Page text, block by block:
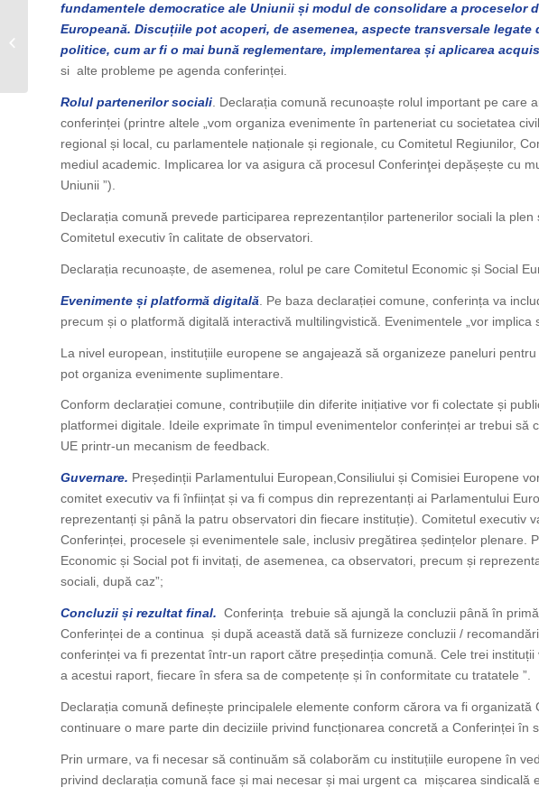
fundamentele democratice ale Uniunii și modul de consolidare a proceselor
Europeană. Discuțiile pot acoperi, de asemenea, aspecte transversale
politice, cum ar fi o mai bună reglementare, implementarea și aplicarea
si alte probleme pe agenda conferinței.
Rolul partenerilor sociali . Declarația comună recunoaște rolul important pe
conferinței (printre altele „vom organiza evenimente în parteneriat cu societatea
regional și local, cu parlamentele naționale și regionale, cu Comitetul Regiunilor,
mediul academic. Implicarea lor va asigura că procesul Conferinţei depășește cu
Uniunii ”).
Declarația comună prevede participarea reprezentanților partenerilor sociali la
Comitetul executiv în calitate de observatori.
Declarația recunoaște, de asemenea, rolul pe care Comitetul Economic și Social
Evenimente și platformă digitală . Pe baza declarației comune, conferința va
precum și o platformă digitală interactivă multilingvistică. Evenimentele „vor implica
La nivel european, instituțiile europene se angajează să organizeze paneluri
pot organiza evenimente suplimentare.
Conform declarației comune, contribuțiile din diferite inițiative vor fi colectate și
platformei digitale. Ideile exprimate în timpul evenimentelor conferinței ar trebui să
UE printr-un mecanism de feedback.
Guvernare. Președinții Parlamentului European,Consiliului și Comisiei Europene
comitet executiv va fi înființat și va fi compus din reprezentanți ai Parlamentului
reprezentanți și până la patru observatori din fiecare instituție). Comitetul executiv
Conferinței, procesele și evenimentele sale, inclusiv pregătirea ședințelor plenare.
Economic și Social pot fi invitați, de asemenea, ca observatori, precum și
sociali, după caz”;
Concluzii și rezultat final. Conferința trebuie să ajungă la concluzii până în
Conferinței de a continua și după această dată să furnizeze concluzii /
conferinței va fi prezentat într-un raport către președinția comună. Cele trei
a acestui raport, fiecare în sfera sa de competențe și în conformitate cu tratatele ”.
Declarația comună definește principalele elemente conform cărora va fi
continuare o mare parte din deciziile privind funcționarea concretă a Conferinței în
Prin urmare, va fi necesar să continuăm să colaborăm cu instituțiile europene în
privind declarația comună face și mai necesar și mai urgent ca mișcarea sindicală
Sanitas Botoșani a
participat astăzi,
18.02.2021, la Comisia
de Dialog Social...